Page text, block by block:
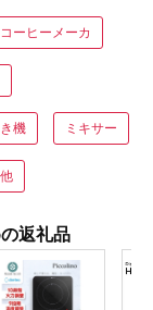
コーヒーメーカ
機 ミキサー
返礼品